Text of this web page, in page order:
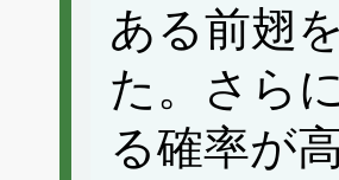
ある前翅
た。さら
る確率が